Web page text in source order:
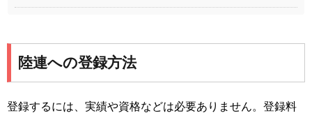
陸連への登録方法
登録するには、実績や資格などは必要ありません。登録料